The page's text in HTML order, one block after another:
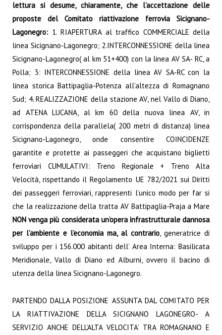
lettura si desume, chiaramente, che l’accettazione delle
proposte del Comitato riattivazione ferrovia Sicignano-
Lagonegro: 1. RIAPERTURA al traffico COMMERCIALE della
linea Sicignano-Lagonegro; 2.INTERCONNESSIONE della linea
Sicignano-Lagonegro( al km 51+400) con la linea AV SA- RC, a
Polla; 3: INTERCONNESSIONE della linea AV SA-RC con la
linea storica Battipaglia-Potenza all’altezza di Romagnano
Sud; 4. REALIZZAZIONE della stazione AV, nel Vallo di Diano,
ad ATENA LUCANA, al km 60 della nuova linea AV, in
corrispondenza della parallela( 200 metri di distanza) linea
Sicignano-Lagonegro, onde consentire COINCIDENZE
garantite e protette ai passeggeri che acquistano biglietti
ferroviari CUMULATIVI: Treno Regionale + Treno Alta
Velocità, rispettando il Regolamento UE 782/2021 sui Diritti
dei passeggeri ferroviari, rappresenti l’unico modo per far si
che la realizzazione della tratta AV Battipaglia-Praja a Mare
NON venga più considerata un’opera infrastrutturale dannosa
per l’ambiente e l’economia ma, al contrario, generatrice di
sviluppo per i 156.000 abitanti dell’ Area Interna: Basilicata
Meridionale, Vallo di Diano ed Alburni, ovvero il bacino di
utenza della linea Sicignano-Lagonegro.
PARTENDO DALLA POSIZIONE ASSUNTA DAL COMITATO PER
LA RIATTIVAZIONE DELLA SICIGNANO LAGONEGRO- A
SERVIZIO ANCHE DELL’ALTA VELOCITA’ TRA ROMAGNANO E